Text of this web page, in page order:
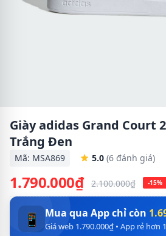
Giày adidas Grand Court
Trắng Đen
Mã: MSA869 5.0 (6 đánh giá)
1.790.000₫ 2.100.000₫ -15%
📱 Mua qua App chỉ còn
Giá web 1.790.000₫ • App rẻ hơn